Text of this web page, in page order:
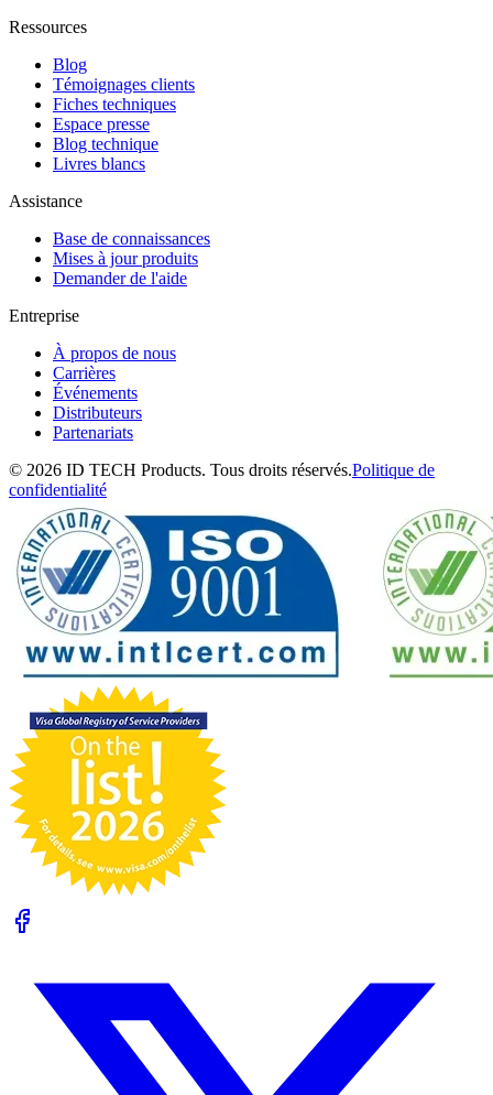
Ressources
Blog
Témoignages clients
Fiches techniques
Espace presse
Blog technique
Livres blancs
Assistance
Base de connaissances
Mises à jour produits
Demander de l'aide
Entreprise
À propos de nous
Carrières
Événements
Distributeurs
Partenariats
© 2026 ID TECH Products. Tous droits réservés.Politique de
confidentialité